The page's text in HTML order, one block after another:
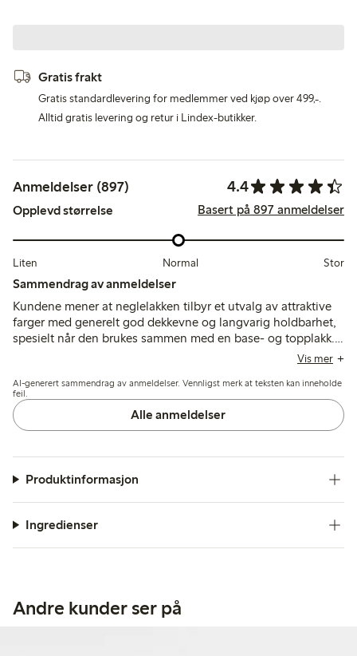
Gratis frakt
Gratis standardlevering for medlemmer ved kjøp over 499,-.
Alltid gratis levering og retur i Lindex-butikker.
Anmeldelser (897) 4.4
Opplevd størrelse Basert på 897 anmeldelser
Liten Normal Stor
Sammendrag av anmeldelser
Kundene mener at neglelakken tilbyr et utvalg av attraktive
farger med generelt god dekkevne og langvarig holdbarhet,
spesielt når den brukes sammen med en base- og topplakk.
Noen påpeker problemer med ujevn påføring, børstekvalitet
fargeforskjeller fra bildene.
Vis mer
AI-generert sammendrag av anmeldelser. Vennligst merk at teksten kan inneholde
feil.
Alle anmeldelser
Produktinformasjon
Ingredienser
Andre kunder ser på